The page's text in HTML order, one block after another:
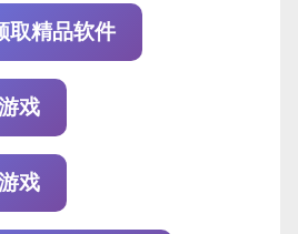
取精品软件
戏
戏